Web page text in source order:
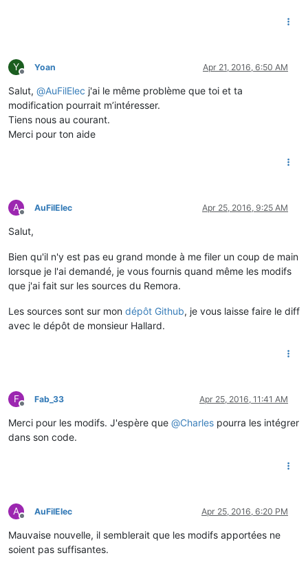
Y
Offline
Yoan Apr 21, 2016, 6:50 AM
Salut, @AuFilElec j'ai le même problème que toi et ta
modification pourrait m’intéresser.
Tiens nous au courant.
Merci pour ton aide
A
Offline
AuFilElec Apr 25, 2016, 9:25 AM
Salut,
Bien qu'il n'y est pas eu grand monde à me filer un coup de main
lorsque je l'ai demandé, je vous fournis quand même les modifs
que j'ai fait sur les sources du Remora.
Les sources sont sur mon dépôt Github, je vous laisse faire le diff
avec le dépôt de monsieur Hallard.
F
Offline
Fab_33 Apr 25, 2016, 11:41 AM
Merci pour les modifs. J'espère que @Charles pourra les intégrer
dans son code.
A
Offline
AuFilElec Apr 25, 2016, 6:20 PM
Mauvaise nouvelle, il semblerait que les modifs apportées ne
soient pas suffisantes.